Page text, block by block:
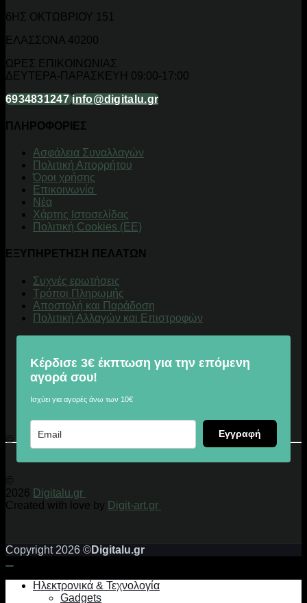
6ΗΣ ΟΚΤΩΒΡΙΟΥ 151
ΕΛΑΣΣΟΝΑ 40200
ΩΡΕΣ ΕΠΙΚΟΙΝΩΝΙΑΣ
ΔΕΥΤΕΡΑ-ΠΑΡΑΣΚΕΥΗ 09:00-17:00
6934831247 info@digitalu.gr
ΠΛΗΡΟΦΟΡΙΕΣ
Aσφάλεια Συναλλαγών
Πολιτική Απορρήτου
Όροι χρήσης
Επικοινωνία
Νέα
Χάρτης Ιστοσελίδας
Πολιτική Cookies (ΕΕ)
ΕΞΥΠΗΡΕΤΗΣΗ ΠΕΛΑΤΩΝ
Συχνές ερωτήσεις
Τρόποι Πληρωμής
Αποστολή και Παράδοση
Πολιτική Αλλαγών και Επιστροφών
Κέρδισε 3€ έκπτωση για την επόμενη
αγορά σου!
Ισχύει για αγορές άνω των 10€
Εγγραφή
© 2026 Digitalu.gr
©
2026 Digitalu.gr
Created with love by Digit-art.gr
Copyright 2026 ©Digitalu.gr
Ηλεκτρονικά & Τεχνολογία
Gadgets